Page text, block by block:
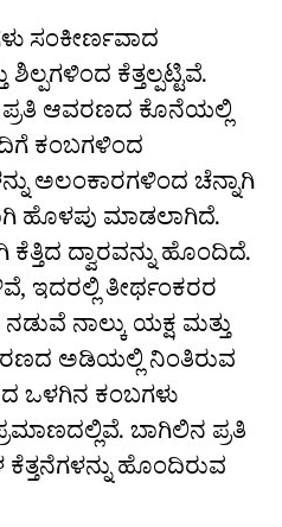
ಸಂಕೀರ್ಣವಾದ
ಕೆತ್ತಲ್ಪಟ್ಟಿವೆ.
ಆವರಣದ ಕೊನೆಯಲ್ಲಿ
ಕಂಬಗಳಿಂದ
ಅಲಂಕಾರಗಳಿಂದ ಚೆನ್ನಾಗಿ
ಹೊಳಪು ಮಾಡಲಾಗಿದೆ.
ದ್ವಾರವನ್ನು ಹೊಂದಿದೆ.
ಇದರಲ್ಲಿ ತೀರ್ಥಂಕರರ
ನಾಲ್ಕು ಯಕ್ಷ ಮತ್ತು
ಅಡಿಯಲ್ಲಿ ನಿಂತಿರುವ
ಒಳಗಿನ ಕಂಬಗಳು
ಬಾಗಿಲಿನ ಪ್ರತಿ
ಹೊಂದಿರುವ